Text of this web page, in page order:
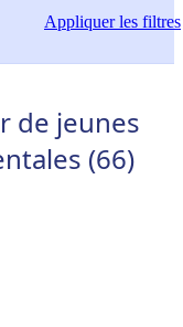
Appliquerles filtres
de jeunes
(66)